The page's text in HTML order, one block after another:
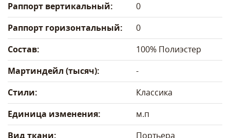
Раппорт вертикальный:
0
Раппорт горизонтальный:
0
Состав:
100% Полиэстер
Мартиндейл (тысяч):
-
Стили:
Классика
Единица изменения:
м.п
Вид ткани:
Портьера